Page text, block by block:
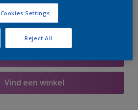
Vind een winkel
Cookies Settings
Reject All